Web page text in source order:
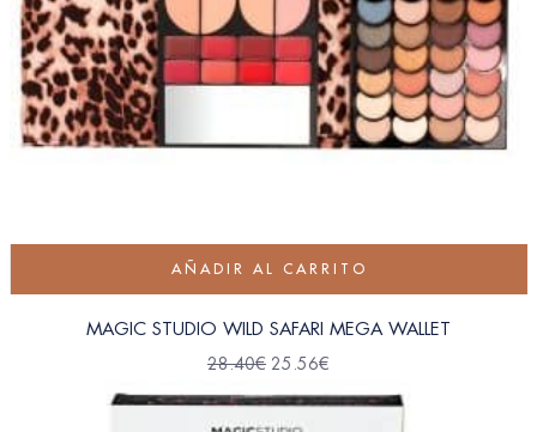
AÑADIR AL CARRITO
MAGIC STUDIO WILD SAFARI MEGA WALLET
28.40€ 25.56€